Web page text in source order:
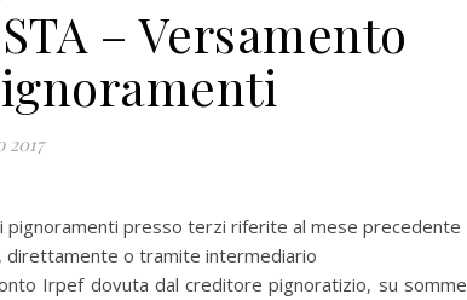
– Versamento
2017
pignoramenti presso terzi riferite al mese precedente
direttamente o tramite intermediario
Irpef dovuta dal creditore pignoratizio, su somme